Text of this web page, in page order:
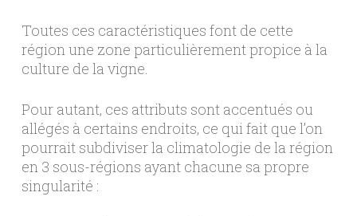
Toutes ces caractéristiques font de cette
région une zone particulièrement propice à la
culture de la vigne.
Pour autant, ces attributs sont accentués ou
allégés à certains endroits, ce qui fait que l’on
pourrait subdiviser la climatologie de la région
en 3 sous-régions ayant chacune sa propre
singularité :